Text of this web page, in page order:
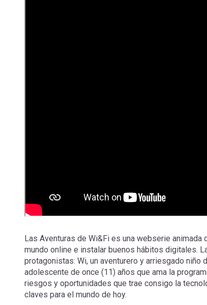
Las Aventuras de Wi&Fi es una webserie
mundo online e instalar buenos hábitos digitales.
protagonistas: Wi, un aventurero y arriesgado niño
adolescente de once (11) años que ama la
riesgos y oportunidades que trae consigo la
claves para el mundo de hoy.